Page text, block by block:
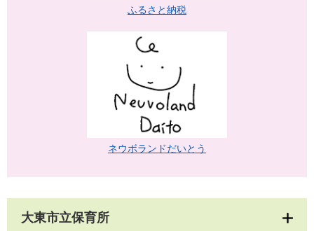
ふるさと納税
ネウボランドだいとう
大東市立保育所